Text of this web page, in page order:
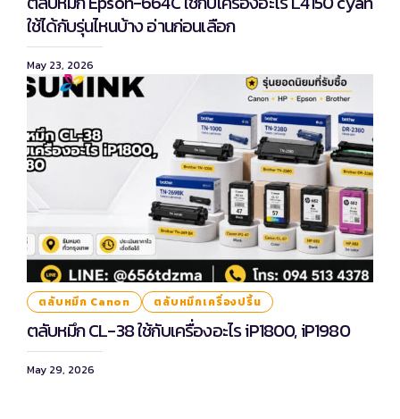
ใช้ได้กับรุ่นไหนบ้าง อ่านก่อนเลือก
May 23, 2026
ตลับหมึก Canon ตลับหมึกเครื่องปริ้น
ตลับหมึก CL-38 ใช้กับเครื่องอะไร iP1800, iP1980
May 29, 2026